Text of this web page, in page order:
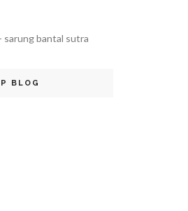
sarung bantal sutra
BLOG